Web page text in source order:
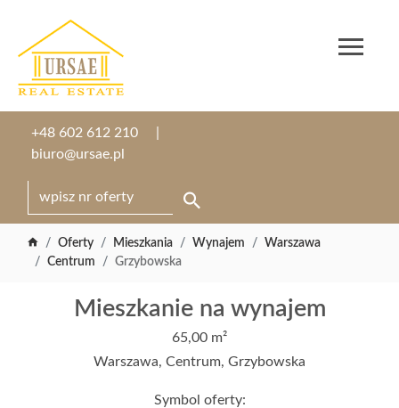
+48 602 612 210
biuro@ursae.pl
Oferty Mieszkania Wynajem
Warszawa
Centrum
Grzybowska
Mieszkanie na wynajem
65,00 m²
Warszawa, Centrum, Grzybowska
Symbol oferty: